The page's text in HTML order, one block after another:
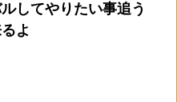
してやりたい事追う
よ